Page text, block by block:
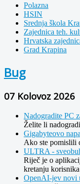
Polazna
HSIN
Srednja škola
Zajednica teh.
Hrvatska
Grad Krapina
Bug
07 Kolovoz 2026
Nadogradite PC
Želite li
Gigabyteovo
Ako ste pomislili
ULTRA -
Riječ je o
kretanju
OpenAI-jev novi